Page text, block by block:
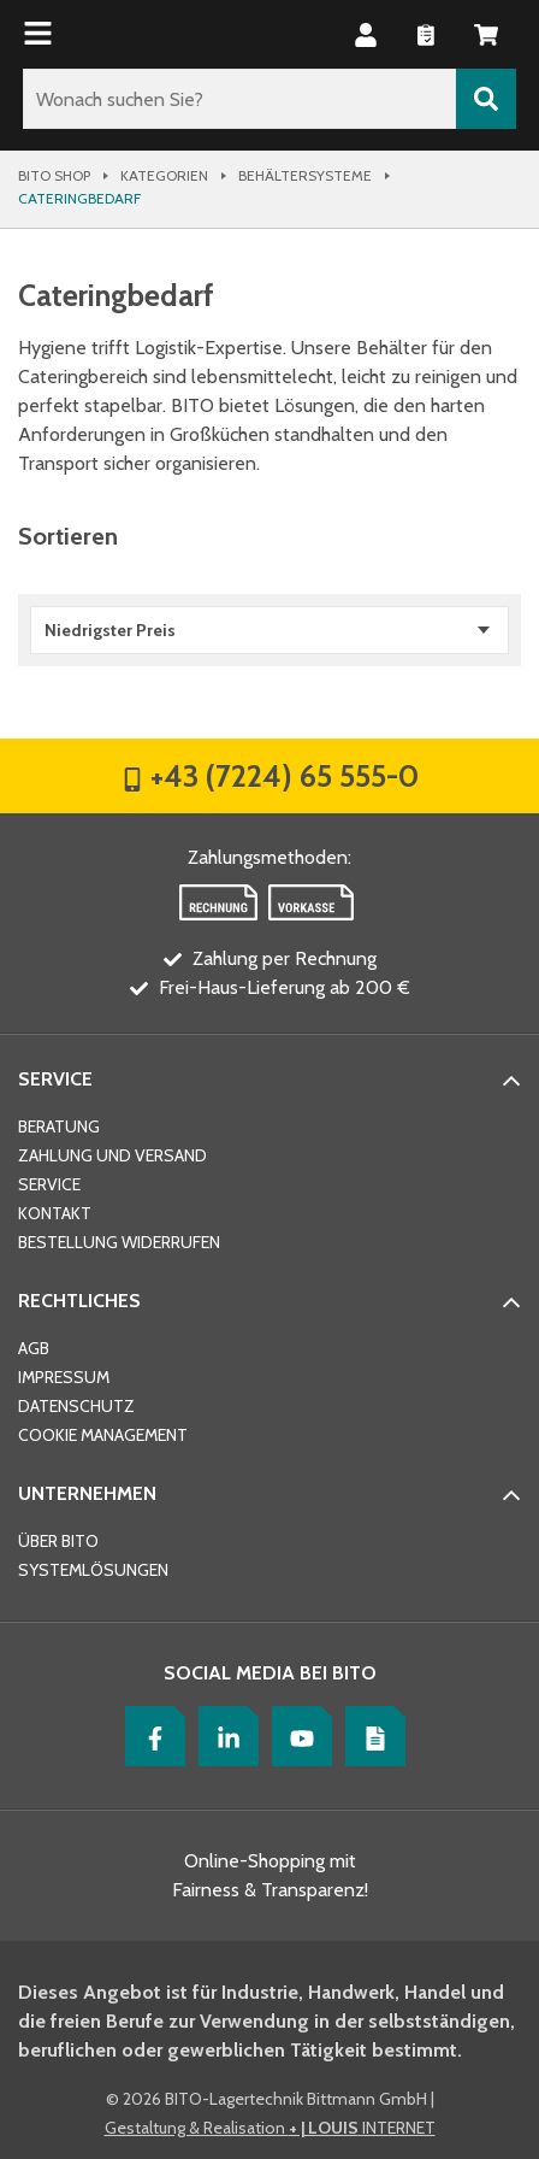
BITO SHOP KATEGORIEN
BEHÄLTERSYSTEME
CATERINGBEDARF
Cateringbedarf
Hygiene trifft Logistik-Expertise. Unsere Behälter für den
Cateringbereich sind lebensmittelecht, leicht zu reinigen und
perfekt stapelbar. BITO bietet Lösungen, die den harten
Anforderungen in Großküchen standhalten und den
Transport sicher organisieren.
Sortieren
Niedrigster Preis
+43 (7224) 65 555-0
Zahlungsmethoden:
Zahlung per Rechnung
Frei-Haus-Lieferung ab 200 €
SERVICE
BERATUNG
ZAHLUNG UND VERSAND
SERVICE
KONTAKT
BESTELLUNG WIDERRUFEN
RECHTLICHES
AGB
IMPRESSUM
DATENSCHUTZ
COOKIE MANAGEMENT
UNTERNEHMEN
ÜBER BITO
SYSTEMLÖSUNGEN
SOCIAL MEDIA BEI BITO
Online-Shopping mit
Fairness & Transparenz!
Dieses Angebot ist für Industrie, Handwerk, Handel und
die freien Berufe zur Verwendung in der selbstständigen,
beruflichen oder gewerblichen Tätigkeit bestimmt.
© 2026 BITO-Lagertechnik Bittmann GmbH |
Gestaltung & Realisation + | LOUIS INTERNET